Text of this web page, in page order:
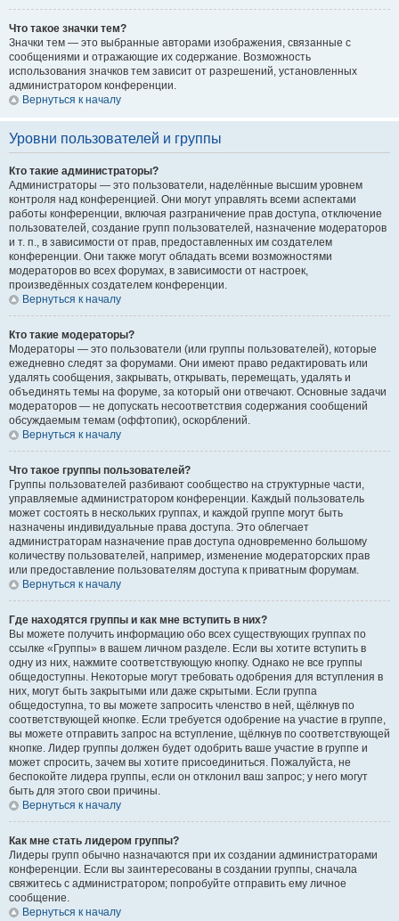
Что такое значки тем?
Значки тем — это выбранные авторами изображения, связанные с
сообщениями и отражающие их содержание. Возможность
использования значков тем зависит от разрешений, установленных
администратором конференции.
Вернуться к началу
Уровни пользователей и группы
Кто такие администраторы?
Администраторы — это пользователи, наделённые высшим уровнем
контроля над конференцией. Они могут управлять всеми аспектами
работы конференции, включая разграничение прав доступа, отключение
пользователей, создание групп пользователей, назначение модераторов
и т. п., в зависимости от прав, предоставленных им создателем
конференции. Они также могут обладать всеми возможностями
модераторов во всех форумах, в зависимости от настроек,
произведённых создателем конференции.
Вернуться к началу
Кто такие модераторы?
Модераторы — это пользователи (или группы пользователей), которые
ежедневно следят за форумами. Они имеют право редактировать или
удалять сообщения, закрывать, открывать, перемещать, удалять и
объединять темы на форуме, за который они отвечают. Основные задачи
модераторов — не допускать несоответствия содержания сообщений
обсуждаемым темам (оффтопик), оскорблений.
Вернуться к началу
Что такое группы пользователей?
Группы пользователей разбивают сообщество на структурные части,
управляемые администратором конференции. Каждый пользователь
может состоять в нескольких группах, и каждой группе могут быть
назначены индивидуальные права доступа. Это облегчает
администраторам назначение прав доступа одновременно большому
количеству пользователей, например, изменение модераторских прав
или предоставление пользователям доступа к приватным форумам.
Вернуться к началу
Где находятся группы и как мне вступить в них?
Вы можете получить информацию обо всех существующих группах по
ссылке «Группы» в вашем личном разделе. Если вы хотите вступить в
одну из них, нажмите соответствующую кнопку. Однако не все группы
общедоступны. Некоторые могут требовать одобрения для вступления в
них, могут быть закрытыми или даже скрытыми. Если группа
общедоступна, то вы можете запросить членство в ней, щёлкнув по
соответствующей кнопке. Если требуется одобрение на участие в группе,
вы можете отправить запрос на вступление, щёлкнув по соответствующей
кнопке. Лидер группы должен будет одобрить ваше участие в группе и
может спросить, зачем вы хотите присоединиться. Пожалуйста, не
беспокойте лидера группы, если он отклонил ваш запрос; у него могут
быть для этого свои причины.
Вернуться к началу
Как мне стать лидером группы?
Лидеры групп обычно назначаются при их создании администраторами
конференции. Если вы заинтересованы в создании группы, сначала
свяжитесь с администратором; попробуйте отправить ему личное
сообщение.
Вернуться к началу